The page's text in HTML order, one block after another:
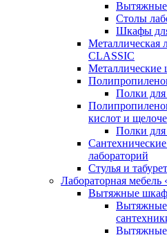
Столы
Шкафы
Металлическая
CLASSIC
Полки
кислот и
Полки
лабораторий
Стулья и
Лабораторная
Вытяжные